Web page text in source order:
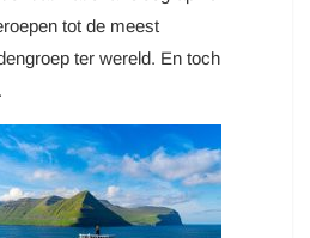
tot de meest
ter wereld. En toch